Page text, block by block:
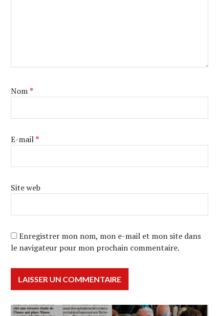
Nom*
E-mail*
Site web
Enregistrer mon nom, mon e-mail et mon site dans
le navigateur pour mon prochain commentaire.